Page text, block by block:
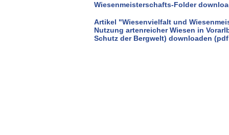
Wiesenmeisterschafts-Folder
Artikel "Wiesenvielfalt und
Nutzung artenreicher Wiesen in
Schutz der Bergwelt) downloaden